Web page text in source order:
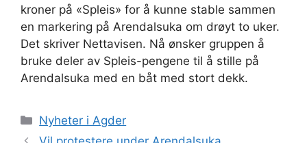
kroner på «Spleis» for å kunne stable sammen
en markering på Arendalsuka om drøyt to uker.
Det skriver Nettavisen. Nå ønsker gruppen å
bruke deler av Spleis-pengene til å stille på
Arendalsuka med en båt med stort dekk.
Kategorier
Nyheter i Agder